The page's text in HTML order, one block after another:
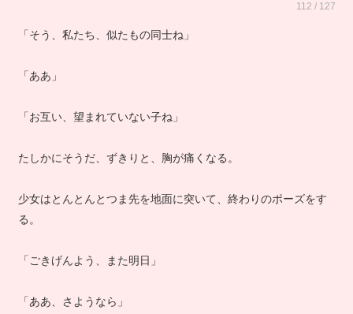
112 / 127
「そう、私たち、似たもの同士ね」
「ああ」
「お互い、望まれていない子ね」
たしかにそうだ、ずきりと、胸が痛くなる。
少女はとんとんとつま先を地面に突いて、終わりのポーズをす
る。
「ごきげんよう、また明日」
「ああ、さようなら」